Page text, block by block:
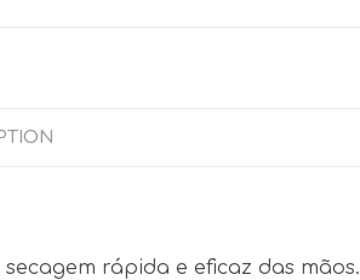
rápida e eficaz das mãos.